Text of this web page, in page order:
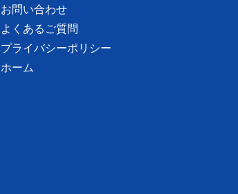
お問い合わせ
よくあるご質問
プライバシーポリシー
ホーム